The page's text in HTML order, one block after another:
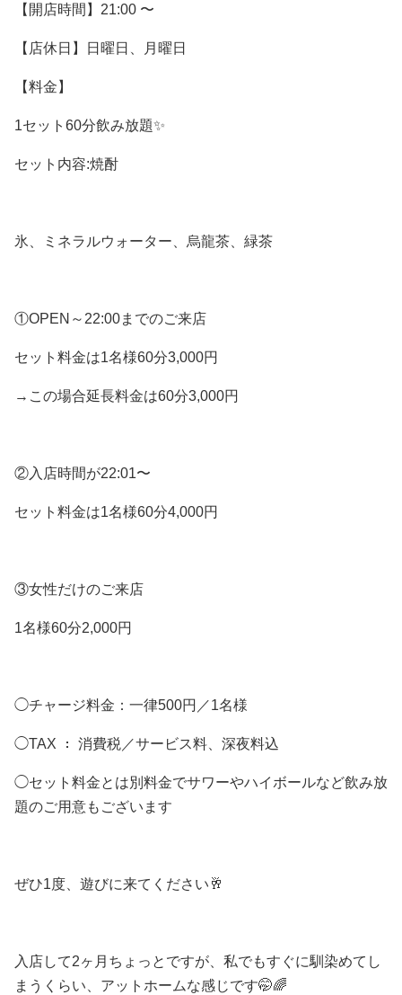
【開店時間】21:00 〜
【店休日】日曜日、月曜日
【料金】
1セット60分飲み放題✨
セット内容:焼酎
氷、ミネラルウォーター、烏龍茶、緑茶
①OPEN～22:00までのご来店
セット料金は1名様60分3,000円
→この場合延長料金は60分3,000円
②入店時間が22:01〜
セット料金は1名様60分4,000円
③女性だけのご来店
1名様60分2,000円
◯チャージ料金：一律500円／1名様
◯TAX ： 消費税／サービス料、深夜料込
◯セット料金とは別料金でサワーやハイボールなど飲み放
題のご用意もございます
ぜひ1度、遊びに来てください🥂
入店して2ヶ月ちょっとですが、私でもすぐに馴染めてし
まうくらい、アットホームな感じです🤭🌈